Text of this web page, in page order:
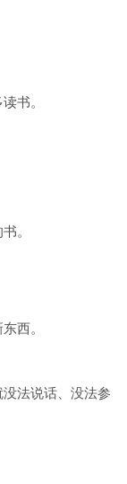
书。
。
西。
法说话、没法参